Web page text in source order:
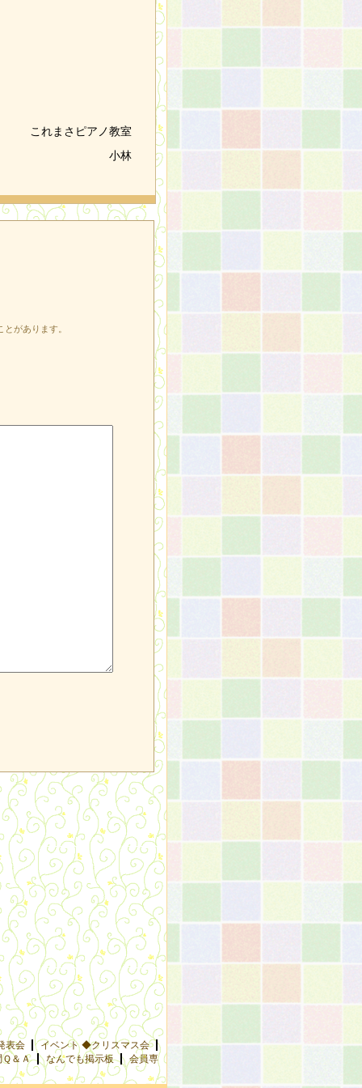
これまさピアノ教室
小林
があります。
表会
イベント ◆クリスマス会
＆Ａ
なんでも掲示板 会員専